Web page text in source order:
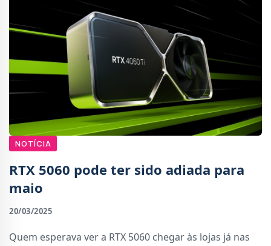
NOTÍCIA
RTX 5060 pode ter sido adiada para
maio
20/03/2025
Quem esperava ver a RTX 5060 chegar às lojas já nas